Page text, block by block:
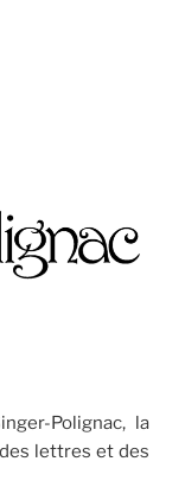
Polignac, la
lettres et des